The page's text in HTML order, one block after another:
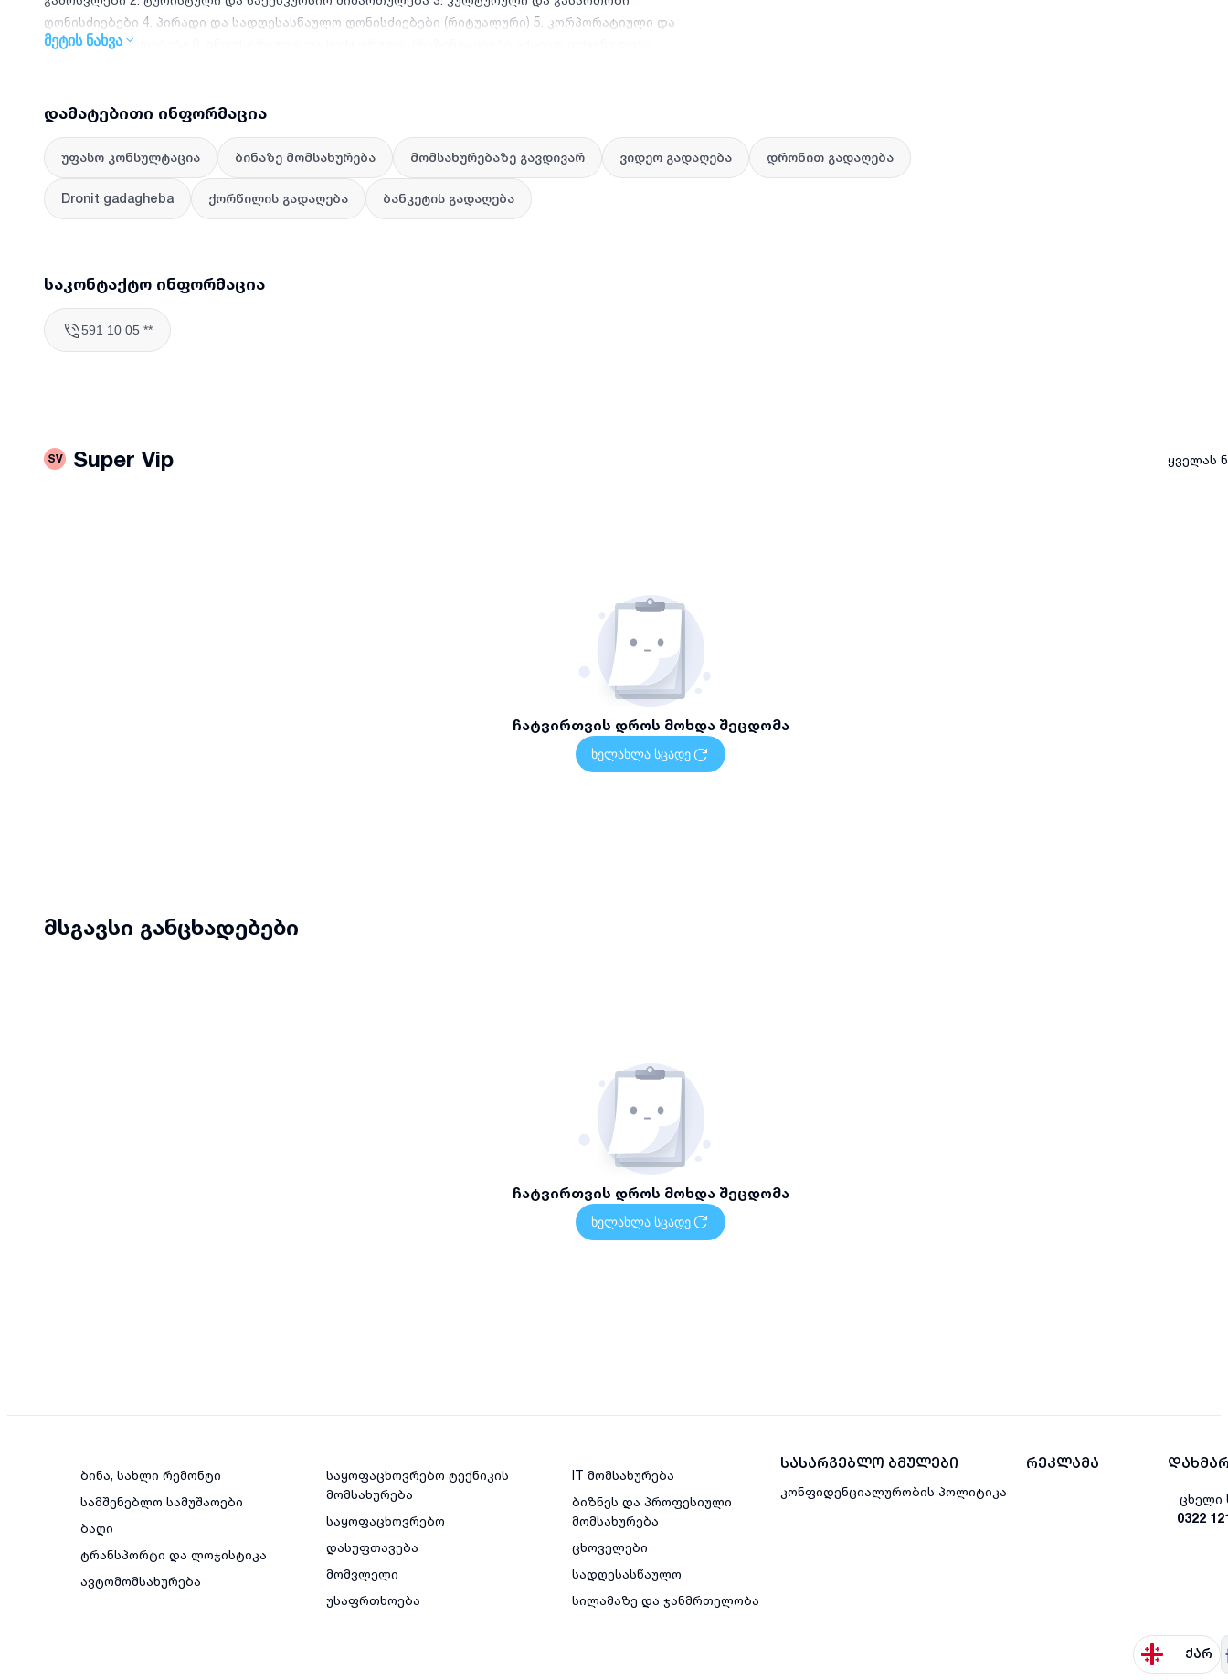
ღონისძიებები 4. პირადი და სადღესასწაულო ღონისძიებები (რიტუალური) 5. კორპორატიული და
ბიზნეს ღონისძიებები 6. ინდუსტრიული და სექტორული პრეზენტაციები აქციეთ თქვენი იდეა
მეტის ნახვა
დამატებითი ინფორმაცია
უფასო კონსულტაცია ბინაზე მომსახურება მომსახურებაზე გავდივარ ვიდეო გადაღება დრონით გადაღება
Dronit gadagheba ქორწილის გადაღება ბანკეტის გადაღება
საკონტაქტო ინფორმაცია
591 10 05 **
SV Super Vip ყველას
ჩატვირთვის დროს მოხდა შეცდომა
ხელახლა სცადე
მსგავსი განცხადებები
ჩატვირთვის დროს მოხდა შეცდომა
ხელახლა სცადე
ქარ
ბინა, სახლი რემონტი
სამშენებლო სამუშაოები
ბაღი
ტრანსპორტი და ლოჯისტიკა
ავტომომსახურება
საყოფაცხოვრებო ტექნიკის
მომსახურება
საყოფაცხოვრებო
დასუფთავება
მომვლელი
უსაფრთხოება
IT მომსახურება
ბიზნეს და პროფესიული
მომსახურება
ცხოველები
სადღესასწაულო
სილამაზე და ჯანმრთელობა
რეკლამა
სასარგებლო ბმულები
კონფიდენციალურობის პოლიტიკა
ცხელი
0322